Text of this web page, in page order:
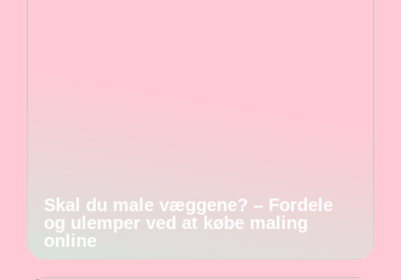
Skal du male væggene? – Fordele
og ulemper ved at købe maling
online